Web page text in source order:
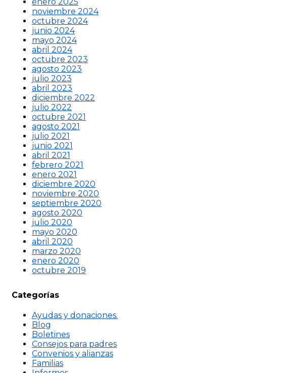
noviembre 2024
octubre 2024
junio 2024
mayo 2024
abril 2024
octubre 2023
agosto 2023
julio 2023
abril 2023
diciembre 2022
julio 2022
octubre 2021
agosto 2021
julio 2021
junio 2021
abril 2021
febrero 2021
enero 2021
diciembre 2020
noviembre 2020
septiembre 2020
agosto 2020
julio 2020
mayo 2020
abril 2020
marzo 2020
enero 2020
octubre 2019
Categorías
Ayudas y donaciones.
Blog
Boletines
Consejos para padres
Convenios y alianzas
Familias